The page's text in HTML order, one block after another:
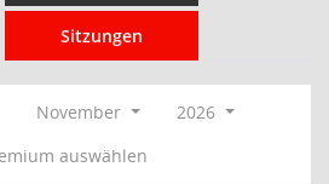
Sitzungen
November
2026
auswählen